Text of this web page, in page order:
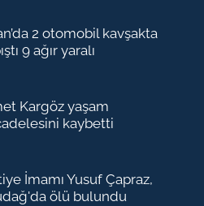
2 otomobil kavşakta
9 ağır yaralı
Kargöz yaşam
kaybetti
İmamı Yusuf Çapraz,
ölü bulundu